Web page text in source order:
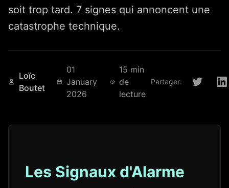
soit trop tard. 7 signes qui annoncent une
catastrophe technique.
Loïc
Boutet
01
January
2026
15 min
de
lecture
Partager:
Les Signaux d'Alarme